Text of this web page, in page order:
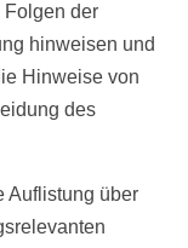
Folgen der
hinweisen und
Hinweise von
des
Auflistung über